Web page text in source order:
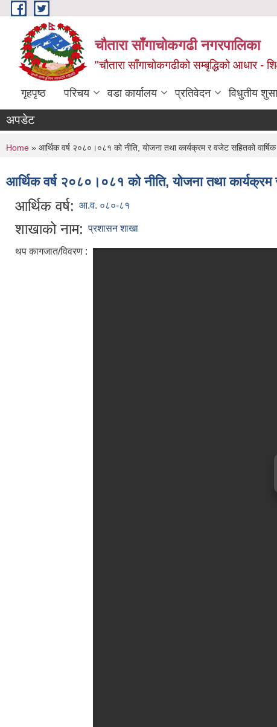
Skip to main content
चौतारा साँगाचोकगढी नगरपालिका
"चौतारा साँगाचोकगढीको सम्बृद्धिको आधार -
गृहपृष्ठ परिचय वडा कार्यालय प्रतिवेदन विधुतीय
अपडेट
You are here
Home » आर्थिक वर्ष २०८०।०८१ को नीति, योजना तथा कार्यक्रम र वजेट सहितको
आर्थिक वर्ष २०८०।०८१ को नीति, योजना तथा कार्यक्रम
आर्थिक वर्ष: आ.व. ०८०-८१
शाखाको नाम: प्रशासन शाखा
थप कागजात/विवरण :